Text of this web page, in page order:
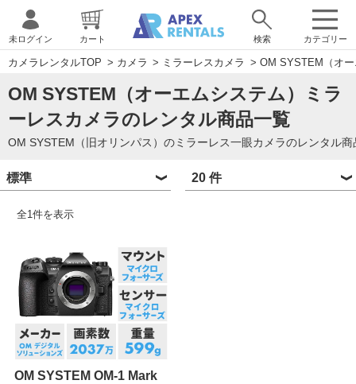
カテゴリー
未ログイン カート 検索
カメラレンタルTOP > カメラ > ミラーレスカメラ > OM SYSTEM（オ
OM SYSTEM（オーエムシステム）ミラ
ーレスカメラのレンタル商品一覧
OM SYSTEM（旧オリンパス）のミラーレス一眼カメラのレンタル
全1件を表示
OM SYSTEM OM-1 Mark